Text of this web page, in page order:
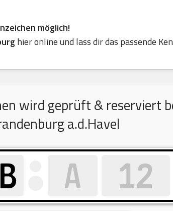
möglich!
hier online und lass dir das passende
wird geprüft & reserviert
a.d.Havel